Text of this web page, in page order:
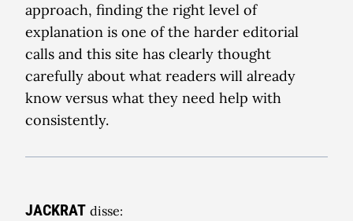
approach, finding the right level of
explanation is one of the harder editorial
calls and this site has clearly thought
carefully about what readers will already
know versus what they need help with
consistently.
JACKRAT disse: